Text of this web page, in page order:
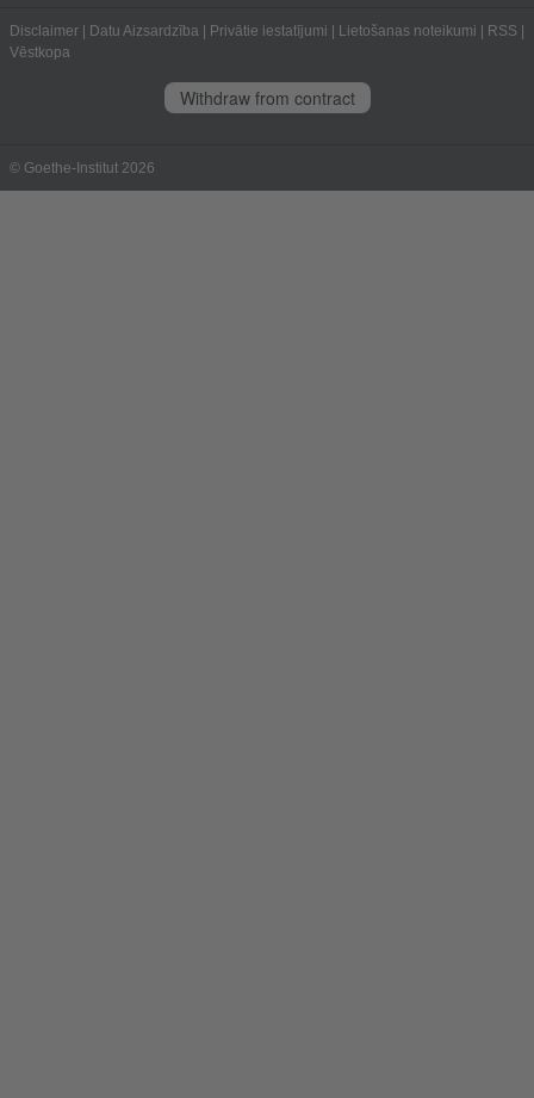
Disclaimer Datu Aizsardzība Privātie iestatījumi Lietošanas noteikumi RSS
Vēstkopa
Withdraw from contract
© Goethe-Institut 2026